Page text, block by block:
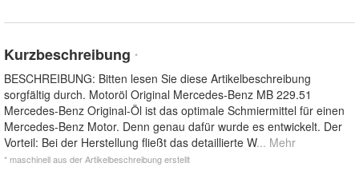
Kurzbeschreibung *
BESCHREIBUNG: Bitten lesen Sie diese Artikelbeschreibung
sorgfältig durch. Motoröl Original Mercedes-Benz MB 229.51
Mercedes-Benz Original-Öl ist das optimale Schmiermittel für einen
Mercedes-Benz Motor. Denn genau dafür wurde es entwickelt. Der
Vorteil: Bei der Herstellung fließt das detaillierte W... Mehr
* maschinell aus der Artikelbeschreibung erstellt